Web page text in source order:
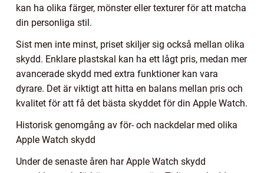
kan ha olika färger, mönster eller texturer för att matcha
din personliga stil.
Sist men inte minst, priset skiljer sig också mellan olika
skydd. Enklare plastskal kan ha ett lågt pris, medan mer
avancerade skydd med extra funktioner kan vara
dyrare. Det är viktigt att hitta en balans mellan pris och
kvalitet för att få det bästa skyddet för din Apple Watch.
Historisk genomgång av för- och nackdelar med olika
Apple Watch skydd
Under de senaste åren har Apple Watch skydd